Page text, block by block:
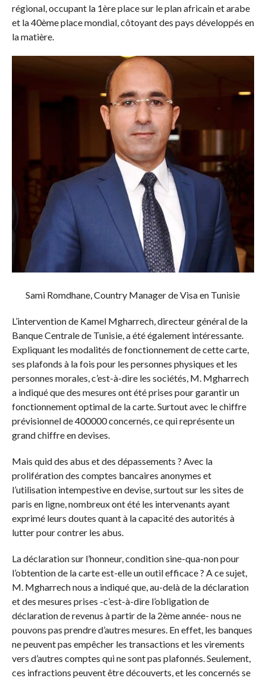
régional, occupant la 1ère place sur le plan africain et arabe
et la 40ème place mondial, côtoyant des pays développés en
la matière.
Sami Romdhane, Country Manager de Visa en Tunisie
L’intervention de Kamel Mgharrech, directeur général de la
Banque Centrale de Tunisie, a été également intéressante.
Expliquant les modalités de fonctionnement de cette carte,
ses plafonds à la fois pour les personnes physiques et les
personnes morales, c’est-à-dire les sociétés, M. Mgharrech
a indiqué que des mesures ont été prises pour garantir un
fonctionnement optimal de la carte. Surtout avec le chiffre
prévisionnel de 400000 concernés, ce qui représente un
grand chiffre en devises.
Mais quid des abus et des dépassements ? Avec la
prolifération des comptes bancaires anonymes et
l’utilisation intempestive en devise, surtout sur les sites de
paris en ligne, nombreux ont été les intervenants ayant
exprimé leurs doutes quant à la capacité des autorités à
lutter pour contrer les abus.
La déclaration sur l’honneur, condition sine-qua-non pour
l’obtention de la carte est-elle un outil efficace ? A ce sujet,
M. Mgharrech nous a indiqué que, au-delà de la déclaration
et des mesures prises -c’est-à-dire l’obligation de
déclaration de revenus à partir de la 2ème année- nous ne
pouvons pas prendre d’autres mesures. En effet, les banques
ne peuvent pas empêcher les transactions et les virements
vers d’autres comptes qui ne sont pas plafonnés. Seulement,
ces infractions peuvent être découverts, et les concernés se